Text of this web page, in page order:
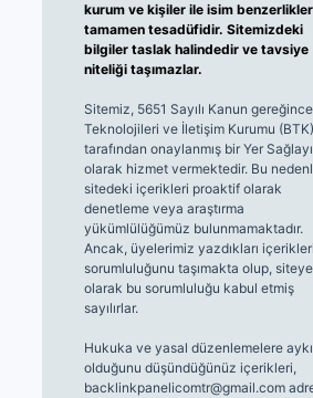
kurum ve kişiler ile isim
tamamen tesadüfidir. Sitemizdeki
bilgiler taslak halindedir ve tavsiye
niteliği taşımazlar.
Sitemiz, 5651 Sayılı Kanun
Teknolojileri ve İletişim Kurumu (BTK)
tarafından onaylanmış bir Yer
olarak hizmet vermektedir. Bu
sitedeki içerikleri proaktif olarak
denetleme veya araştırma
yükümlülüğümüz bulunmamaktadır.
Ancak, üyelerimiz yazdıkları
sorumluluğunu taşımakta olup,
olarak bu sorumluluğu kabul etmiş
sayılırlar.
Hukuka ve yasal düzenlemelere
olduğunu düşündüğünüz içerikleri,
backlinkpanelicomtr@gmail.com